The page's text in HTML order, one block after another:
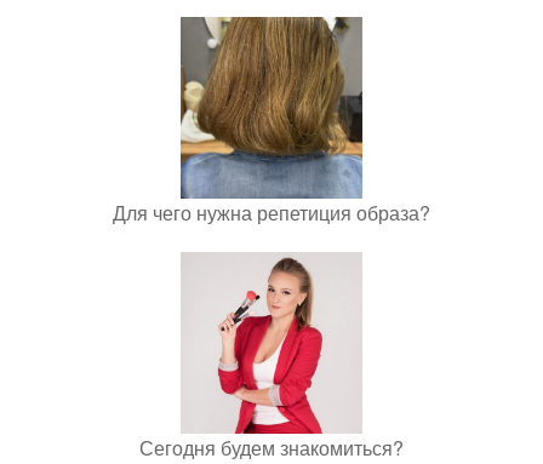
Для чего нужна репетиция образа?
Сегодня будем знакомиться?